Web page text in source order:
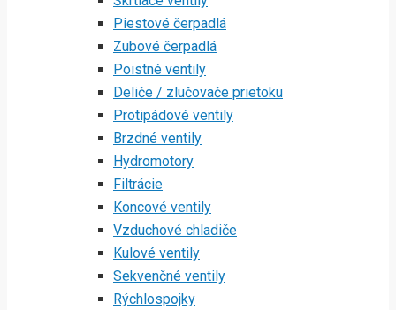
Piestové čerpadlá
Zubové čerpadlá
Poistné ventily
Deliče / zlučovače prietoku
Protipádové ventily
Brzdné ventily
Hydromotory
Filtrácie
Koncové ventily
Vzduchové chladiče
Kulové ventily
Sekvenčné ventily
Rýchlospojky